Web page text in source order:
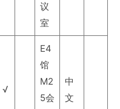
议
室
√
E4
馆
M2
5会
中
文